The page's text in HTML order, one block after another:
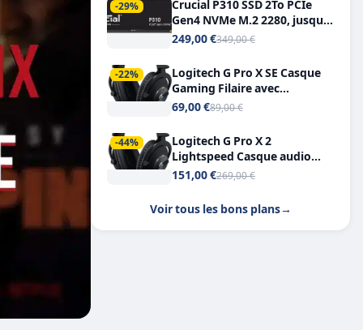
-29%
Crucial P310 SSD 2To PCIe
Gen4 NVMe M.2 2280, jusqu’à
7.100 Mo/s
249,00 €349,00 €
-22%
Logitech G Pro X SE Casque
Gaming Filaire avec
Microphone Micro
7.1
69,00 €89,00 €
-44%
Logitech G Pro X 2
Lightspeed Casque audio
bluetooth
151,00 €269,00 €
Voir tous les bons plans→